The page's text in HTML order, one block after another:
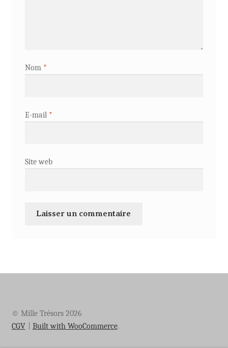
Nom *
E-mail *
Site web
© Mille Trésors 2026
CGV
Built with WooCommerce.